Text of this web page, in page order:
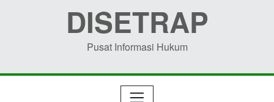
DISETRAP
Pusat Informasi Hukum